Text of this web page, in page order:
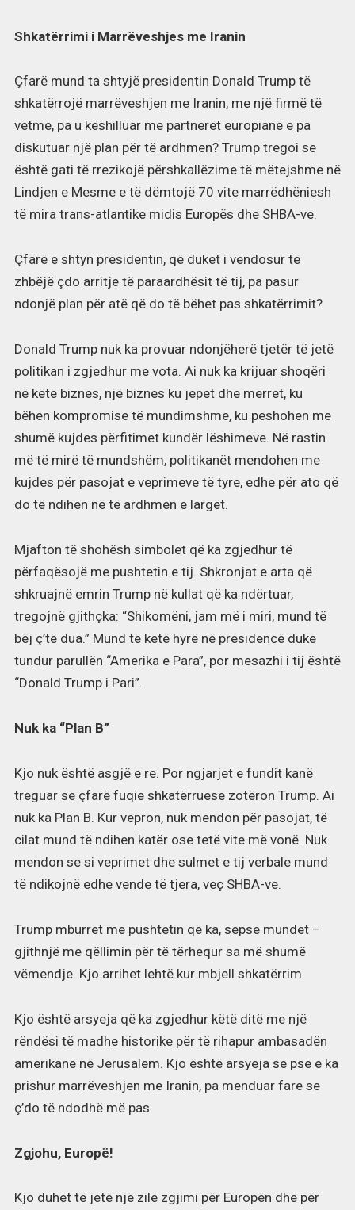
Shkatërrimi i Marrëveshjes me Iranin
Çfarë mund ta shtyjë presidentin Donald Trump të
shkatërrojë marrëveshjen me Iranin, me një firmë të
vetme, pa u këshilluar me partnerët europianë e pa
diskutuar një plan për të ardhmen? Trump tregoi se
është gati të rrezikojë përshkallëzime të mëtejshme në
Lindjen e Mesme e të dëmtojë 70 vite marrëdhëniesh
të mira trans-atlantike midis Europës dhe SHBA-ve.
Çfarë e shtyn presidentin, që duket i vendosur të
zhbëjë çdo arritje të paraardhësit të tij, pa pasur
ndonjë plan për atë që do të bëhet pas shkatërrimit?
Donald Trump nuk ka provuar ndonjëherë tjetër të jetë
politikan i zgjedhur me vota. Ai nuk ka krijuar shoqëri
në këtë biznes, një biznes ku jepet dhe merret, ku
bëhen kompromise të mundimshme, ku peshohen me
shumë kujdes përfitimet kundër lëshimeve. Në rastin
më të mirë të mundshëm, politikanët mendohen me
kujdes për pasojat e veprimeve të tyre, edhe për ato që
do të ndihen në të ardhmen e largët.
Mjafton të shohësh simbolet që ka zgjedhur të
përfaqësojë me pushtetin e tij. Shkronjat e arta që
shkruajnë emrin Trump në kullat që ka ndërtuar,
tregojnë gjithçka: “Shikomëni, jam më i miri, mund të
bëj ç’të dua.” Mund të ketë hyrë në presidencë duke
tundur parullën “Amerika e Para”, por mesazhi i tij është
“Donald Trump i Pari”.
Nuk ka “Plan B”
Kjo nuk është asgjë e re. Por ngjarjet e fundit kanë
treguar se çfarë fuqie shkatërruese zotëron Trump. Ai
nuk ka Plan B. Kur vepron, nuk mendon për pasojat, të
cilat mund të ndihen katër ose tetë vite më vonë. Nuk
mendon se si veprimet dhe sulmet e tij verbale mund
të ndikojnë edhe vende të tjera, veç SHBA-ve.
Trump mburret me pushtetin që ka, sepse mundet –
gjithnjë me qëllimin për të tërhequr sa më shumë
vëmendje. Kjo arrihet lehtë kur mbjell shkatërrim.
Kjo është arsyeja që ka zgjedhur këtë ditë me një
rëndësi të madhe historike për të rihapur ambasadën
amerikane në Jerusalem. Kjo është arsyeja se pse e ka
prishur marrëveshjen me Iranin, pa menduar fare se
ç’do të ndodhë më pas.
Zgjohu, Europë!
Kjo duhet të jetë një zile zgjimi për Europën dhe për